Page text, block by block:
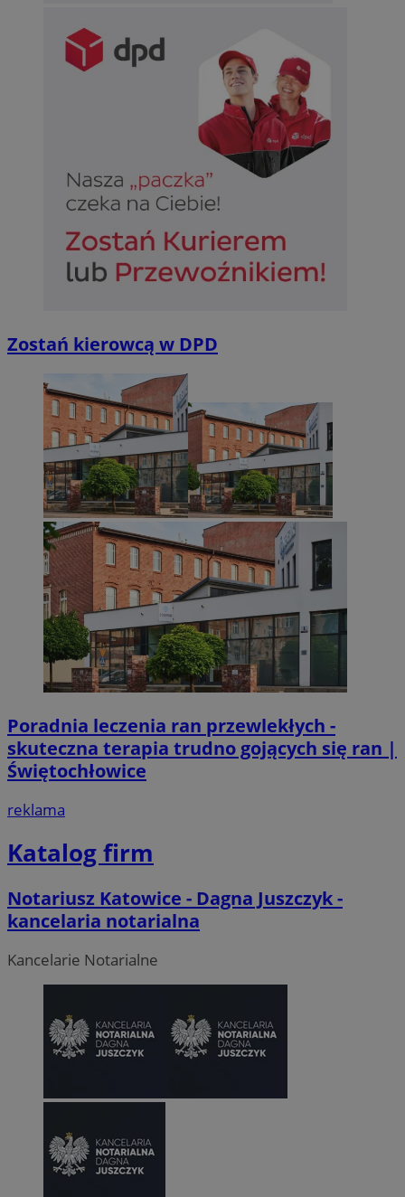
Zostań kierowcą w DPD
Poradnia leczenia ran przewlekłych -
skuteczna terapia trudno gojących się ran |
Świętochłowice
reklama
Katalog firm
Notariusz Katowice - Dagna Juszczyk -
kancelaria notarialna
Kancelarie Notarialne